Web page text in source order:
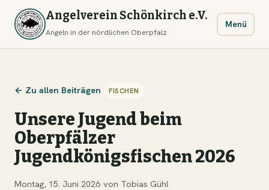
Angelverein Schönkirch e.V.
Angeln in der nördlichen Oberpfalz
Menü
← Zu allen Beiträgen FISCHEN
Unsere Jugend beim
Oberpfälzer
Jugendkönigsfischen 2026
Montag, 15. Juni 2026·von Tobias Gühl